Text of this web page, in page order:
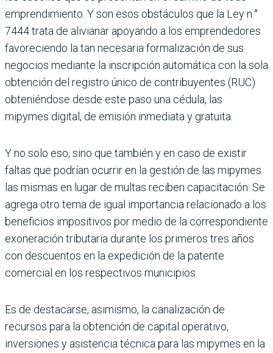
emprendimiento. Y son esos obstá­culos que la Ley n.°
7444 trata de alivia­nar apoyando a los emprendedores
favo­reciendo la tan necesaria formalización de sus
negocios mediante la inscripción automática con la sola
obtención del regis­tro único de contribuyentes (RUC)
obte­niéndose desde este paso una cédula, las
mipymes digital, de emisión inmediata y gratuita.
Y no solo eso, sino que también y en caso de existir
faltas que podrían ocurrir en la gestión de las mipymes
las mismas en lugar de multas reciben capacitación. Se
agrega otro tema de igual importancia relacionado a los
beneficios impositivos por medio de la correspondiente
exonera­ción tributaria durante los primeros tres años
con descuentos en la expedición de la patente
comercial en los respectivos municipios.
Es de destacarse, asimismo, la canali­zación de
recursos para la obtención de capital operativo,
inversiones y asis­tencia técnica para las mipymes en la